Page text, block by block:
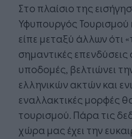
Στο πλαίσιο της
Υφυπουργός
είπε μεταξύ άλλων ότι
σημαντικές επενδύσεις
υποδομές, βελτιώνει
ελληνικών ακτών και
εναλλακτικές μορφές
τουρισμού. Πάρα τις
χώρα μας έχει την